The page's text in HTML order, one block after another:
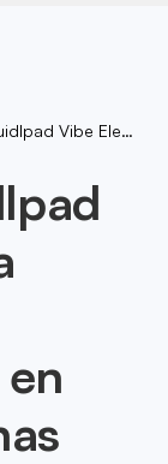
Plataforma Buidlpad Vibe Elevando La Inversión En Criptomonedas En Etapas Tempranas